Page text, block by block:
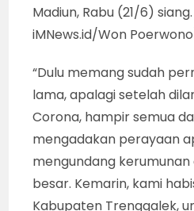
Madiun, Rabu (21/6)
iMNews.id/Won
“Dulu memang sudah
lama, apalagi setelah
Corona, hampir semua
mengadakan perayaan
mengundang
besar. Kemarin, kami
Kabupaten Trenggalek,